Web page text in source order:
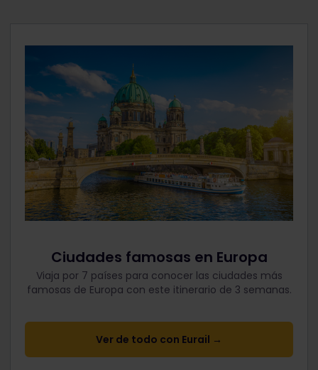
Ciudades famosas en Europa
Viaja por 7 países para conocer las ciudades más
famosas de Europa con este itinerario de 3 semanas.
Ver de todo con Eurail →